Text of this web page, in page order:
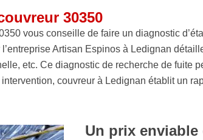
30350
vous conseille de faire un diagnostic
Artisan Espinos à Ledignan
etc. Ce diagnostic de recherche de fuite
couvreur à Ledignan établit un
Un prix